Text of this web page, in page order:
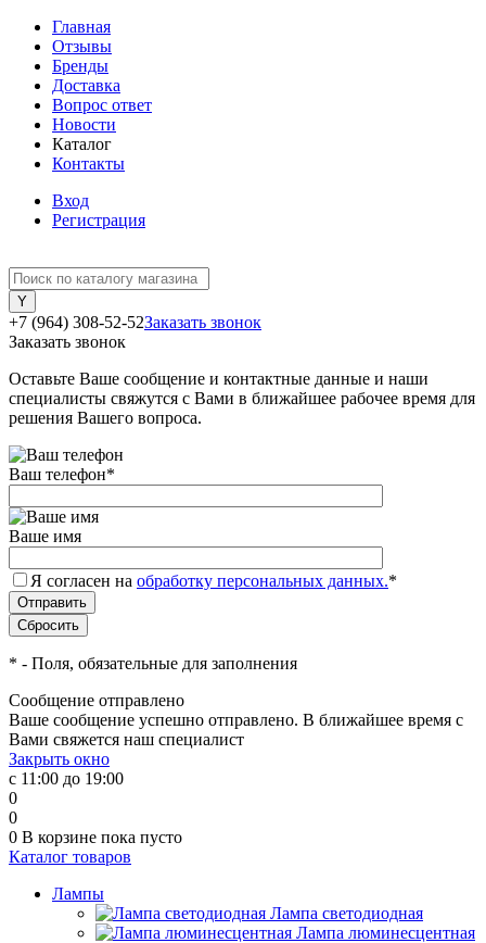
Главная
Отзывы
Бренды
Доставка
Вопрос ответ
Новости
Каталог
Контакты
Вход
Регистрация
+7 (964) 308-52-52Заказать звонок
Заказать звонок
Оставьте Ваше сообщение и контактные данные и наши
специалисты свяжутся с Вами в ближайшее рабочее время для
решения Вашего вопроса.
Ваш телефон*
Ваше имя
Я согласен на обработку персональных данных.*
* - Поля, обязательные для заполнения
Сообщение отправлено
Ваше сообщение успешно отправлено. В ближайшее время с
Вами свяжется наш специалист
Закрыть окно
с 11:00 до 19:00
0
0
0 В корзине пока пусто
Каталог товаров
Лампы
Лампа светодиодная
Лампа люминесцентная